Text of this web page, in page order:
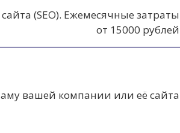
(SEO). Ежемесячные затраты
от 15000 рублей
вашей компании или её сайта